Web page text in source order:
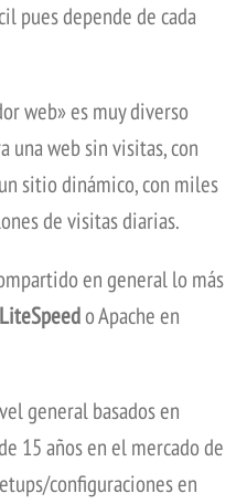
pues depende de cada
web» es muy diverso
una web sin visitas, con
sitio dinámico, con miles
de visitas diarias.
en general lo más
LiteSpeedo Apache en
general basados en
15 años en el mercado de
configuraciones en